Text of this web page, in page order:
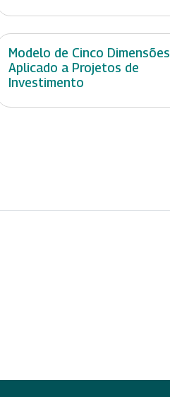
Modelo de Cinco Dimensões
Aplicado a Projetos de
Investimento